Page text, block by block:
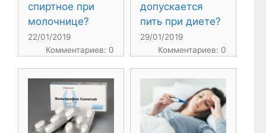
спиртное при
молочнице?
22/01/2019
Комментариев: 0
допускается
пить при диете?
29/01/2019
Комментариев: 0